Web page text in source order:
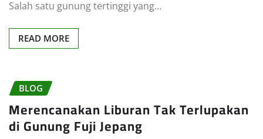
Salah satu gunung tertinggi yang…
READ MORE
BLOG
Merencanakan Liburan Tak Terlupakan
di Gunung Fuji Jepang